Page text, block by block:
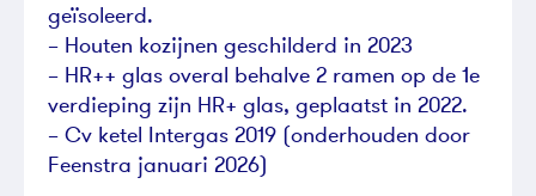
geïsoleerd.
– Houten kozijnen geschilderd in 2023
– HR++ glas overal behalve 2 ramen op de 1e
verdieping zijn HR+ glas, geplaatst in 2022.
– Cv ketel Intergas 2019 (onderhouden door
Feenstra januari 2026)